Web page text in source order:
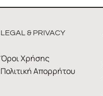
LEGAL & PRIVACY
Όροι Χρήσης
Πολιτική Απορρήτου